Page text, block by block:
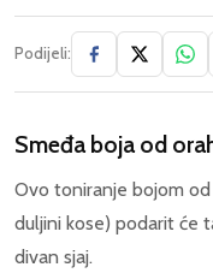
Podijeli:
Smeđa boja od
Ovo toniranje bojom od
duljini kose) podarit će
divan sjaj.